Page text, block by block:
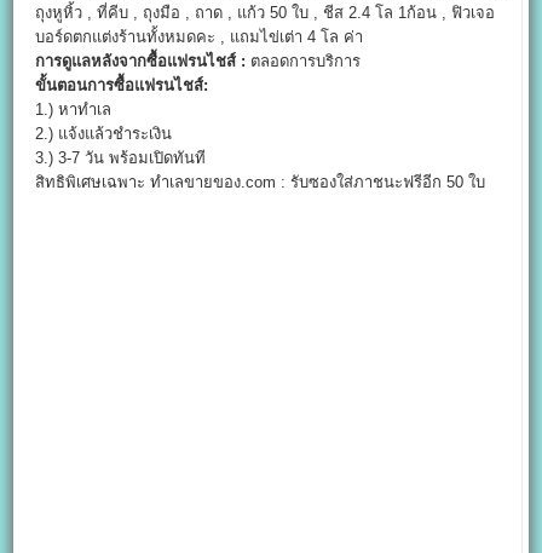
ถุงหูหิ้ว , ที่คีบ , ถุงมือ , ถาด , แก้ว 50 ใบ , ชีส 2.4 โล 1ก้อน , ฟิวเจอ
บอร์ดตกแต่งร้านทั้งหมดคะ , แถมไข่เต่า 4 โล ค่า
การดูแลหลังจากซื้อแฟรนไชส์ : ตลอดการบริการ
ขั้นตอนการซื้อแฟรนไชส์:
1.) หาทำเล
2.) แจ้งแล้วชำระเงิน
3.) 3-7 วัน พร้อมเปิดทันที
สิทธิพิเศษเฉพาะ ทำเลขายของ.com : รับซองใส่ภาชนะฟรีอีก 50 ใบ